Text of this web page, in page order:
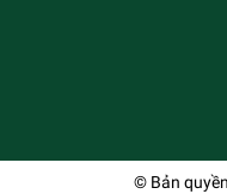
© Bản